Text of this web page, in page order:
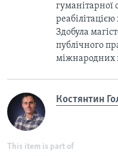
гуманітарної
Здобула
публічного
міжнародних
Костянтин
This item is part of